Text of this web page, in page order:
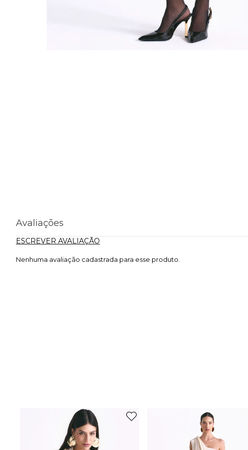
Avaliações
ESCREVER AVALIAÇÃO
Nenhuma avaliação cadastrada para esse produto.